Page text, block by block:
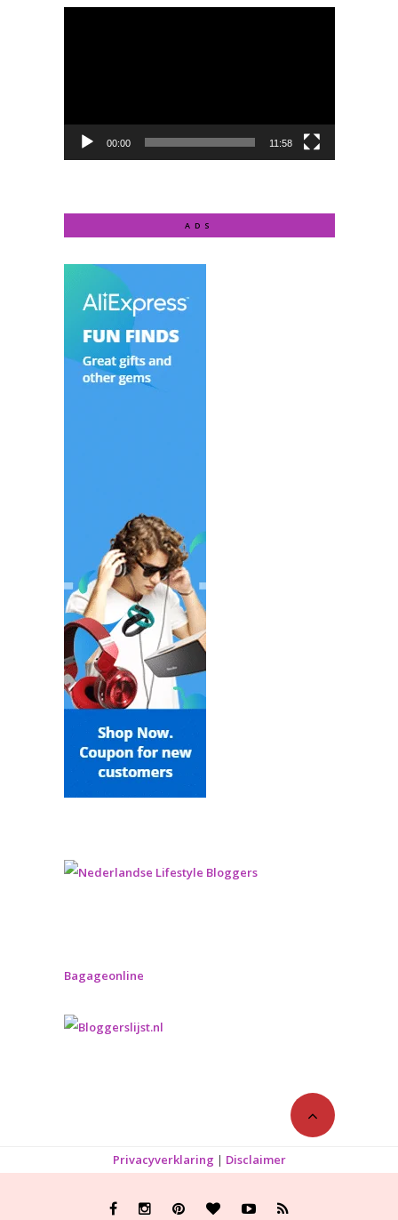
Video
00:00 11:58
ADS
Bagageonline
Privacyverklaring | Disclaimer